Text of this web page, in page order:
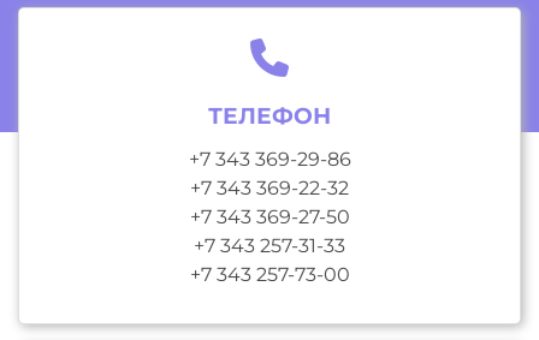
ТЕЛЕФОН
+7 343 369-29-86
+7 343 369-22-32
+7 343 369-27-50
+7 343 257-31-33
+7 343 257-73-00